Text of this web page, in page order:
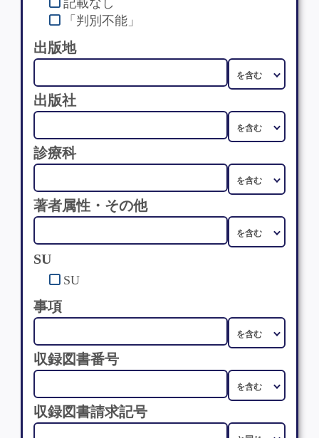
記載なし
「判別不能」
出版地
出版社
診療科
著者属性・その他
SU
SU
事項
収録図書番号
収録図書請求記号